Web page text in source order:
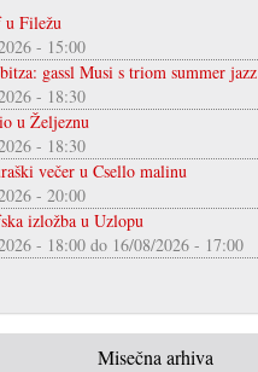
Filežu
- 15:00
gassl Musi s triom summer jazz
- 18:30
u Željeznu
- 18:30
večer u Csello malinu
- 20:00
izložba u Uzlopu
- 18:00 do 16/08/2026 - 17:00
Misečna arhiva